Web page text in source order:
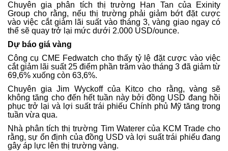
Chuyên gia phân tích thị trường Han Tan của Exinity
Group cho rằng, nếu thị trường phải giảm bớt đặt cược
vào việc cắt giảm lãi suất vào tháng 3, vàng giao ngay có
thể sẽ quay trở lại mức dưới 2.000 USD/ounce.
Dự báo giá vàng
Công cụ CME Fedwatch cho thấy tỷ lệ đặt cược vào việc
cắt giảm lãi suất 25 điểm phần trăm vào tháng 3 đã giảm từ
69,6% xuống còn 63,6%.
Chuyên gia Jim Wyckoff của Kitco cho rằng, vàng sẽ
không tăng cho đến hết tuần này bởi đồng USD đang hồi
phục trở lại và lợi suất trái phiếu Chính phủ Mỹ tăng trong
tuần vừa qua.
Nhà phân tích thị trường Tim Waterer của KCM Trade cho
rằng, sự ổn định của đồng USD và lợi suất trái phiếu đang
gây áp lực lên thị trường vàng.